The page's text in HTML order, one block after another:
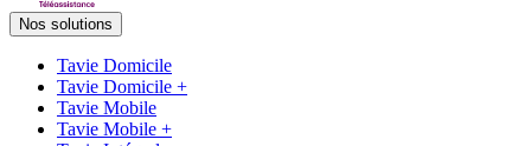
Nos solutions
Tavie Domicile
Tavie Domicile +
Tavie Mobile
Tavie Mobile +